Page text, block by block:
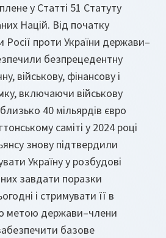
у Статті 51 Статуту
Націй. Від початку
Росії проти України держави–
безпрецедентну
військову, фінансову і
включаючи військову
40 мільярдів євро
саміті у 2024 році
знову підтвердили
Україну у розбудові
завдати поразки
і стримувати її в
метою держави–члени
базове